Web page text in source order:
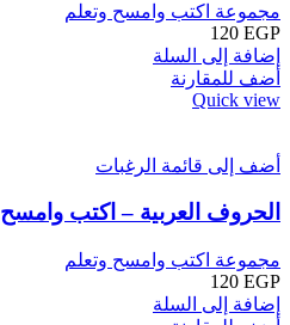
مجموعة اكتب وامسح وتعلم
120 EGP
إضافة إلى السلة
أضف للمقارنة
Quick view
أضف إلى قائمة الرغبات
الحروف العربية – اكتب وامسح
مجموعة اكتب وامسح وتعلم
120 EGP
إضافة إلى السلة